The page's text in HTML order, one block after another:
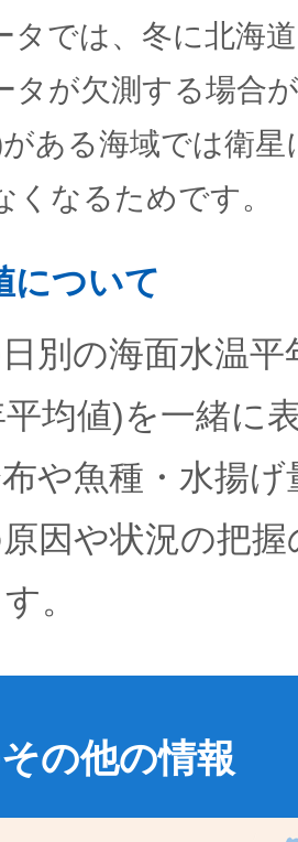
タでは、冬に北海
タが欠測する場合
ある海域では衛
くなるためです。
について
別の海面水温
均値)を一緒に
や魚種・水揚
因や状況の把
。
の他の情報